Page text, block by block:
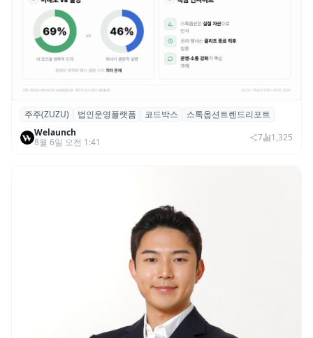
스톡옵션 취소율 2년 만에 18.2%→31.3%…
권리 발생 즉시 행사 비중도 급증
주주(ZUZU) 법인운영플랫폼 코드박스
스톡옵션트렌드리포트
Welaunch
8월 6일 오전 1:41
7 1,325